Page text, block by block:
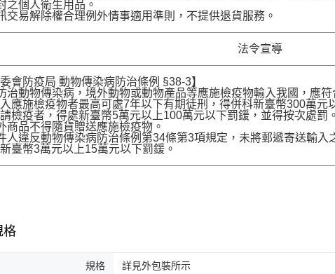
之個人衛生用品。
交易解除權合理例外情事適用準則，不提供退貨服務。
法令宣導
會防疫局 動物傳染病防治條例 §38-3】
治動物傳染病，境外動物或動物產品等應施檢疫物輸入我國，應
應施檢疫物者最高可處7年以下有期徒刑，得併科新臺幣300萬元
檢疫者，得處新臺幣5萬元以上100萬元以下罰鍰，並得按次處罰。
商品不得隨貨贈送應施檢疫物。
人違反動物傳染病防治條例第34條第3項規定，未將郵遞寄送輸
臺幣3萬元以上15萬元以下罰鍰。
格
規格 詳見外包裝所示